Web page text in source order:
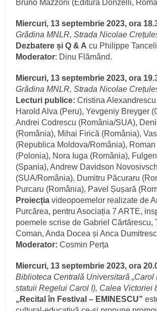
Bruno Mazzoni (Editura Donzelli,
Miercuri, 13 septembrie 2023, ora
Grădina MNLR, Strada Nicolae
Dezbatere și Q & A cu Philippe
Moderator: Dinu Flămând.
Miercuri, 13 septembrie 2023, ora
Grădina MNLR, Strada Nicolae
Lecturi publice: Cristina
Harold Alva (Peru), Yevgeniy Breyger
Andrei Codrescu (România/SUA),
(România), Mihai Firică (România),
(Republica Moldova/România),
(Polonia), Nora Iuga (România),
(Spania), Andrew Davidson
(SUA/România), Dumitru Păcuraru
Purcaru (România), Pavel Șușară
Proiecția videopoemelor realizate de
Purcărea, pentru Asociația 7 ARTE,
poemele scrise de Gabriel Cărtărescu,
Coman, Anda Docea și Anca
Moderator: Cosmin Perța
Miercuri, 13 septembrie 2023, ora
Biblioteca Centrală Universitară „Carol
statuii Regelui Carol I), Calea Victoriei
„Recital în Festival – EMINESCU”